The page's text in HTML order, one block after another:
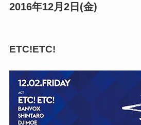
2016年12月2日(金)
ETC!ETC!